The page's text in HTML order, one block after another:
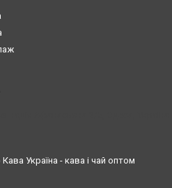
Кава Україна - кава і чай оптом